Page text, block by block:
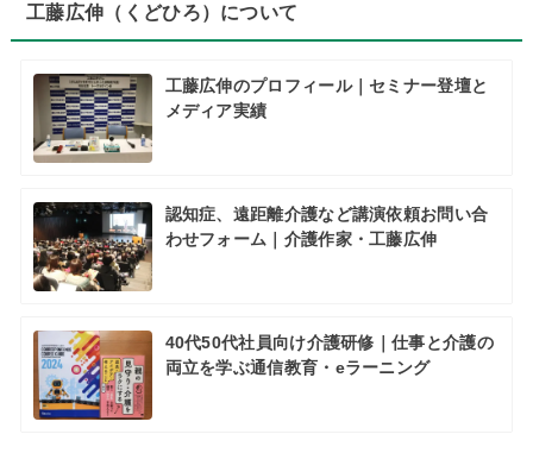
工藤広伸（くどひろ）について
工藤広伸のプロフィール｜セミナー登壇と
メディア実績
認知症、遠距離介護など講演依頼お問い合
わせフォーム｜介護作家・工藤広伸
40代50代社員向け介護研修｜仕事と介護の
両立を学ぶ通信教育・eラーニング